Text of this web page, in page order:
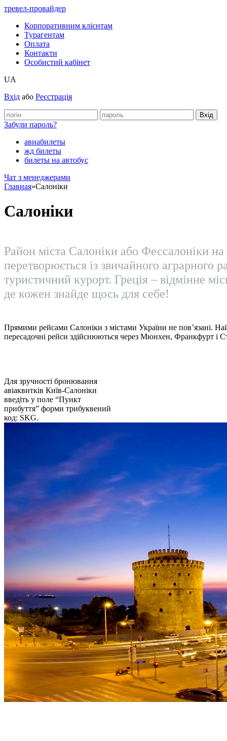
тревел-провайдер
Корпоративним клієнтам
Турагентам
Оплата
Контакти
Особистий кабінет
UA
Вхід або Реєстрація
Забули пароль?
авиабилеты
жд билеты
билеты на автобус
Чат з менеджерами
Главная»Салоніки
Салоніки
Район міста Салоніки або Фессалоніки на
перетворюється із звичайного аграрного
туристичний курорт. Греція – відмінне
де кожен знайде щось для себе!
Прямими рейсами Салоніки з містами України не пов’язані.
пересадочні рейси здійснюються через Мюнхен, Франкфурт і
Для зручності бронювання
авіаквитків Київ-Салоніки
введіть у поле “Пункт
прибуття” форми трибуквений
код: SKG.